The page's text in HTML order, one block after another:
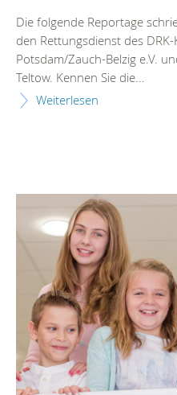
Die folgende Reportage
den Rettungsdienst des
Potsdam/Zauch-Belzig e.V.
Teltow. Kennen Sie die...
Weiterlesen